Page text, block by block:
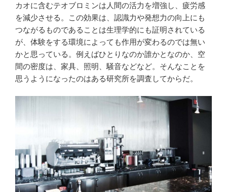
カオに含むテオブロミンは人間の活力を増強し、疲労感
を減少させる。この効果は、認識力や発想力の向上にも
つながるものであることは生理学的にも証明されている
が、体験をする環境によっても作用が変わるのでは無い
かと思っている。例えばひとりなのか誰かとなのか、空
間の密度は、家具、照明、騒音などなど。そんなことを
思うようになったのはある研究所を調査してからだ。